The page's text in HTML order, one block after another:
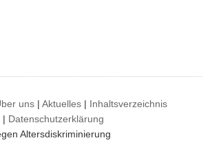
uns |Aktuelles | Inhaltsverzeichnis
| Datenschutzerklärung
Altersdiskriminierung